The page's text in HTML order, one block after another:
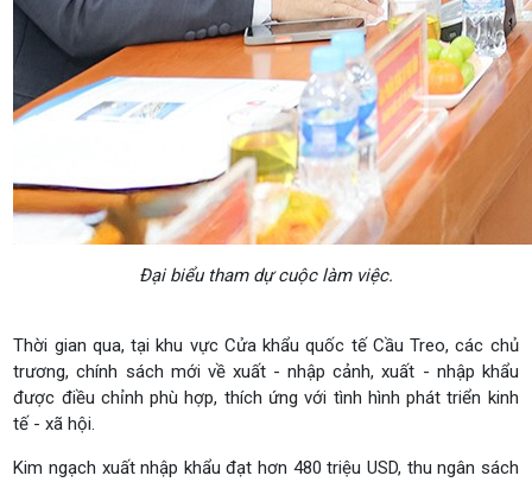
Đại biểu tham dự cuộc làm việc.
Thời gian qua, tại khu vực Cửa khẩu quốc tế Cầu Treo, các chủ
trương, chính sách mới về xuất - nhập cảnh, xuất - nhập khẩu
được điều chỉnh phù hợp, thích ứng với tình hình phát triển kinh
tế - xã hội.
Kim ngạch xuất nhập khẩu đạt hơn 480 triệu USD, thu ngân sách